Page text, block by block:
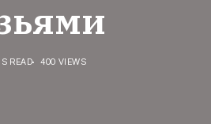
READ 400 VIEWS